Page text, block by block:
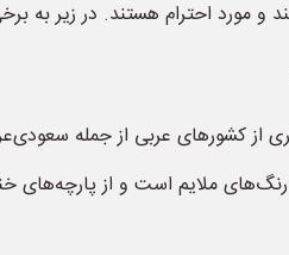
و مورد احترام هستند. در زیر به
از کشورهای عربی از جمله
ملایم است و از